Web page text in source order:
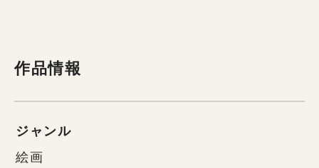
作品情報
ジャンル
絵画